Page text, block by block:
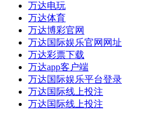
万达电玩
万达体育
万达博彩官网
万达国际娱乐官网网址
万达彩票下载
万达app客户端
万达国际娱乐平台登录
万达国际线上投注
万达国际线上投注